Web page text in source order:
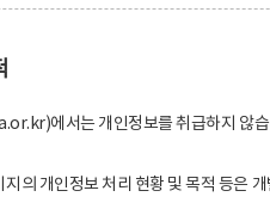
에서는 개인정보를 취급하지 않
의 개인정보 처리 현황 및 목적 등은